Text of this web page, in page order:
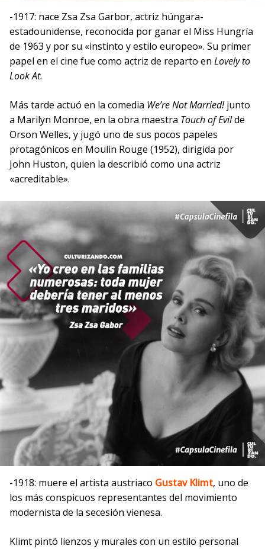
-1917: nace Zsa Zsa Garbor, actriz húngara-
estadounidense, reconocida por ganar el Miss Hungría
de 1963 y por su «instinto y estilo europeo». Su primer
papel en el cine fue como actriz de reparto en Lovely to
Look At.
Más tarde actuó en la comedia We’re Not Married!junto
a Marilyn Monroe, en la obra maestra Touch of Evilde
Orson Welles, y jugó uno de sus pocos papeles
protagónicos en Moulin Rouge (1952), dirigida por
John Huston, quien la describió como una actriz
«acreditable».
-1918: muere el artista austriaco Gustav Klimt, uno de
los más conspicuos representantes del movimiento
modernista de la secesión vienesa.
Klimt pintó lienzos y murales con un estilo personal